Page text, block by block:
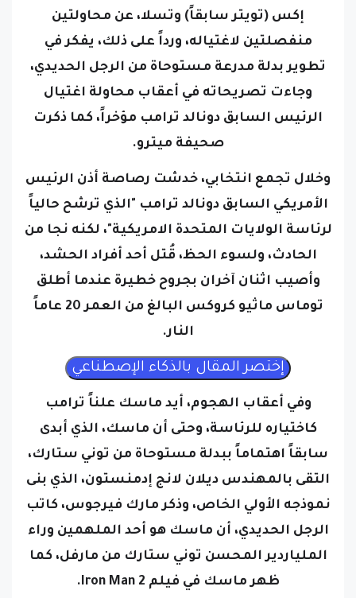
إكس (تويتر سابقاً) وتسلا، عن محاولتين
منفصلتين لاغتياله، ورداً على ذلك، يفكر في
تطوير بدلة مدرعة مستوحاة من الرجل الحديدي،
وجاءت تصريحاته في أعقاب محاولة اغتيال
الرئيس السابق دونالد ترامب مؤخراً، كما ذكرت
صحيفة ميترو.
وخلال تجمع انتخابي، خدشت رصاصة أذن الرئيس
الأمريكي السابق دونالد ترامب "الذي ترشح حالياً
لرئاسة الولايات المتحدة الامريكية"، لكنه نجا من
الحادث، ولسوء الحظ، قُتل أحد أفراد الحشد،
وأصيب اثنان آخران بجروح خطيرة عندما أطلق
توماس ماثيو كروكس البالغ من العمر 20 عاماً
النار.
وفي أعقاب الهجوم، أيد ماسك علناً ترامب
كاختياره للرئاسة، وحتى أن ماسك، الذي أبدى
سابقاً اهتماماً ببدلة مستوحاة من توني ستارك،
التقى بالمهندس ديلان لانج إدمنستون، الذي بنى
نموذجه الأولي الخاص، وذكر مارك فيرجوس، كاتب
الرجل الحديدي، أن ماسك هو أحد الملهمين وراء
الملياردير المحسن توني ستارك من مارفل، كما
ظهر ماسك في فيلم Iron Man 2.